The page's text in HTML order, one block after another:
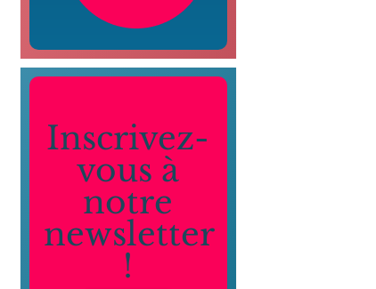
Inscrivez-
vous à
notre
newsletter
!